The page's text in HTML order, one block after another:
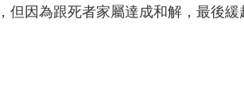
但因為跟死者家屬達成和解，最後